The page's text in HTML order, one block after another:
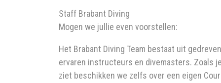
Staff Brabant Diving
Mogen we jullie even voorstellen:
Het Brabant Diving Team bestaat uit
ervaren instructeurs en divemasters. Zoals je
ziet beschikken we zelfs over een eigen